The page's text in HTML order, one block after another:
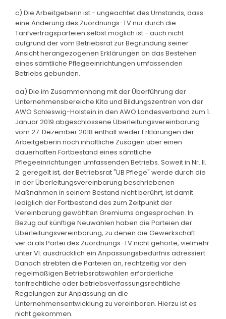
c) Die Arbeitgeberin ist - ungeachtet des Umstands, dass
eine Änderung des Zuordnungs-TV nur durch die
Tarifvertragsparteien selbst möglich ist - auch nicht
aufgrund der vom Betriebsrat zur Begründung seiner
Ansicht herangezogenen Erklärungen an das Bestehen
eines sämtliche Pflegeeinrichtungen umfassenden
Betriebs gebunden.
aa) Die im Zusammenhang mit der Überführung der
Unternehmensbereiche Kita und Bildungszentren von der
AWO Schleswig-Holstein in den AWO Landesverband zum 1.
Januar 2019 abgeschlossene Überleitungsvereinbarung
vom 27. Dezember 2018 enthält weder Erklärungen der
Arbeitgeberin noch inhaltliche Zusagen über einen
dauerhaften Fortbestand eines sämtliche
Pflegeeinrichtungen umfassenden Betriebs. Soweit in Nr. II.
2. geregelt ist, der Betriebsrat "UB Pflege" werde durch die
in der Überleitungsvereinbarung beschriebenen
Maßnahmen in seinem Bestand nicht berührt, ist damit
lediglich der Fortbestand des zum Zeitpunkt der
Vereinbarung gewählten Gremiums angesprochen. In
Bezug auf künftige Neuwahlen haben die Parteien der
Überleitungsvereinbarung, zu denen die Gewerkschaft
ver.di als Partei des Zuordnungs-TV nicht gehörte, vielmehr
unter VI. ausdrücklich ein Anpassungsbedürfnis adressiert.
Danach strebten die Parteien an, rechtzeitig vor den
regelmäßigen Betriebsratswahlen erforderliche
tarifrechtliche oder betriebsverfassungsrechtliche
Regelungen zur Anpassung an die
Unternehmensentwicklung zu vereinbaren. Hierzu ist es
nicht gekommen.